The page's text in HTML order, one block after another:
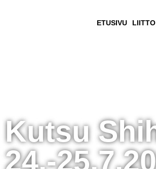
ETUSIVU LIITTO
Kutsu
24.-